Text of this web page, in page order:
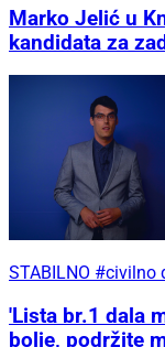
Marko Jelić u
kandidata za
STABILNO #civilno
'Lista br.1 dala
bolje, podržite